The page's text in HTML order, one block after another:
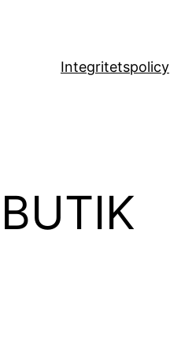
Integritetspolicy